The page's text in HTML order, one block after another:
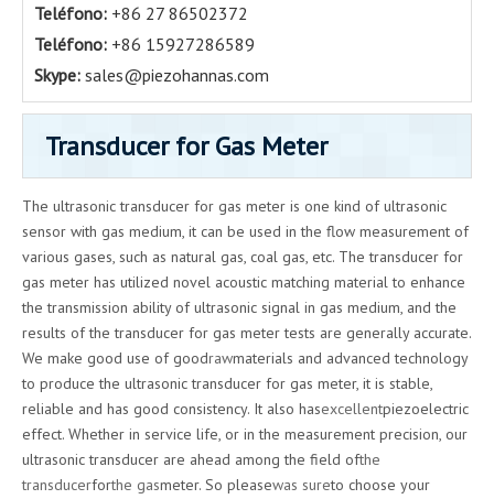
Teléfono: +86 27 86502372
Teléfono: +86 15927286589
Skype: sales@piezohannas.com
Transducer for Gas Meter
The ultrasonic transducer for gas meter is one kind of ultrasonic
sensor with gas medium, it can be used in the flow measurement of
various gases, such as natural gas, coal gas, etc. The transducer for
gas meter has utilized novel acoustic matching material to enhance
the transmission ability of ultrasonic signal in gas medium, and the
results of the transducer for gas meter tests are generally accurate.
We make good use of goodrawmaterials and advanced technology
to produce the ultrasonic transducer for gas meter, it is stable,
reliable and has good consistency. It also hasexcellentpiezoelectric
effect. Whether in service life, or in the measurement precision, our
ultrasonic transducer are ahead among the field ofthe
transducerforthe gasmeter. So pleasewas sureto choose your